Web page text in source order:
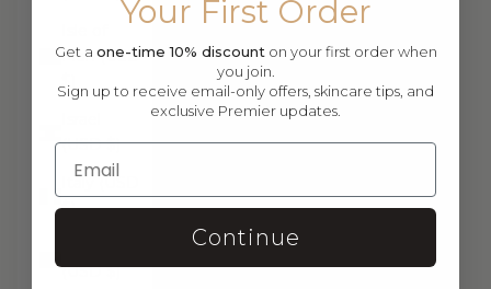
Man (USD
$)
(USD $)
Italy (USD
$)
(USD $)
Your First Order
Get a one-time 10% discount on your first order when
you join.
Sign up to receive email-only offers, skincare tips, and
exclusive Premier updates.
Continue